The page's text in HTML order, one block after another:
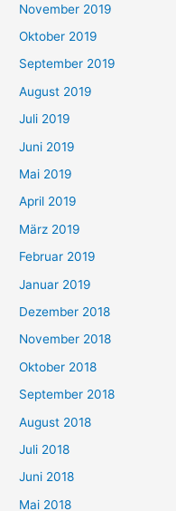
November 2019
Oktober 2019
September 2019
August 2019
Juli 2019
Juni 2019
Mai 2019
April 2019
März 2019
Februar 2019
Januar 2019
Dezember 2018
November 2018
Oktober 2018
September 2018
August 2018
Juli 2018
Juni 2018
Mai 2018